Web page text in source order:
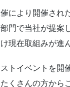
家づくりの流れ
により開催さ
門で当社が提
現在取組みが進
トイベントを
くさんの方から